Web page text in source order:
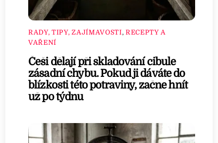
RADY, TIPY, ZAJÍMAVOSTI, RECEPTY A
VAŘENÍ
Češi dělají při skladování cibule
zásadní chybu. Pokud ji dáváte do
blízkosti této potraviny, začne hnít
už po týdnu